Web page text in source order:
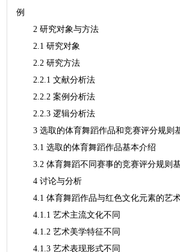
例
2 研究对象与方法
2.1 研究对象
2.2 研究方法
2.2.1 文献分析法
2.2.2 案例分析法
2.2.3 逻辑分析法
3 选取的体育舞蹈作品和竞赛评分规则
3.1 选取的体育舞蹈作品基本介绍
3.2 体育舞蹈不同赛事的竞赛评分规则
4 讨论与分析
4.1 体育舞蹈作品与红色文化元素的艺
4.1.1 艺术主流文化不同
4.1.2 艺术美学特征不同
4.1.3 艺术表现形式不同